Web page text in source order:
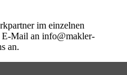
im einzelnen
E-Mail an info@makler-
an.